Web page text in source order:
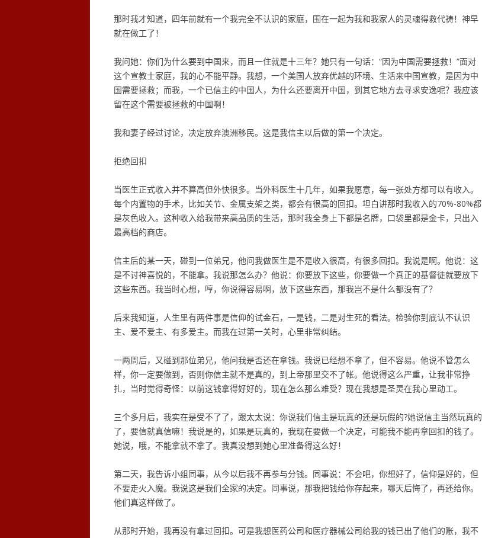
那时我才知道，四年前就有一个我完全不认识的家庭，围在一起为我和我家人的灵魂得救代祷！神早
就在做工了！
我问她：你们为什么要到中国来，而且一住就是十三年？她只有一句话：“因为中国需要拯救！”面对
这个宣教士家庭，我的心不能平静。我想，一个美国人放弃优越的环境、生活来中国宣教，是因为中
国需要拯救；而我，一个已信主的中国人，为什么还要离开中国，到其它地方去寻求安逸呢？我应该
留在这个需要被拯救的中国啊！
我和妻子经过讨论，决定放弃澳洲移民。这是我信主以后做的第一个决定。
拒绝回扣
当医生正式收入并不算高但外快很多。当外科医生十几年，如果我愿意，每一张处方都可以有收入。
每个内置物的手术，比如关节、金属支架之类，都会有很高的回扣。坦白讲那时我收入的70%-80%都
是灰色收入。这种收入给我带来高品质的生活，那时我全身上下都是名牌，口袋里都是金卡，只出入
最高档的商店。
信主后的某一天，碰到一位弟兄，他问我做医生是不是收入很高，有很多回扣。我说是啊。他说：这
是不讨神喜悦的，不能拿。我说那怎么办？他说：你要放下这些，你要做一个真正的基督徒就要放下
这些东西。我当时心想，哼，你说得容易啊，放下这些东西，那我岂不是什么都没有了？
后来我知道，人生里有两件事是信仰的试金石，一是钱，二是对生死的看法。检验你到底认不认识
主、爱不爱主、有多爱主。而我在过第一关时，心里非常纠结。
一两周后，又碰到那位弟兄，他问我是否还在拿钱。我说已经想不拿了，但不容易。他说不管怎么
样，你一定要做到，否则你信主就不是真的，到上帝那里交不了帐。他说得这么严重，让我非常挣
扎，当时觉得奇怪：以前这钱拿得好好的，现在怎么那么难受？现在我想是圣灵在我心里动工。
三个多月后，我实在是受不了了，跟太太说：你说我们信主是玩真的还是玩假的?她说信主当然玩真的
了，要信就真信嘛！我说是的，如果是玩真的，我现在要做一个决定，可能我不能再拿回扣的钱了。
她说，哦，不能拿就不拿了。我真没想到她心里准备得这么好！
第二天，我告诉小组同事，从今以后我不再参与分钱。同事说：不会吧，你想好了，信仰是好的，但
不要走火入魔。我说这是我们全家的决定。同事说，那我把钱给你存起来，哪天后悔了，再还给你。
他们真这样做了。
从那时开始，我再没有拿过回扣。可是我想医药公司和医疗器械公司给我的钱已出了他们的账，我不